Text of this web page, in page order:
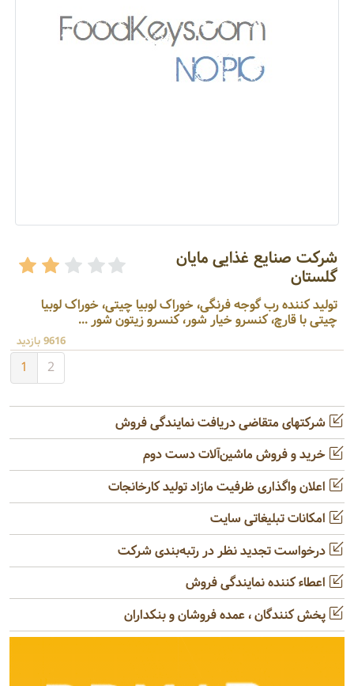
شرکت صنایع غذایی مایان
گلستان
تولید کننده رب گوجه فرنگی، خوراک لوبیا چیتی، خوراک لوبیا
چیتی با قارچ، کنسرو خیار شور، کنسرو زیتون شور ...
9616 بازدید
1 2
شرکتهای متقاضی دریافت نمایندگی فروش
خرید و فروش ماشین‌آلات دست دوم
اعلان واگذاری ظرفیت مازاد تولید کارخانجات
امکانات تبلیغاتی سایت
درخواست تجدید نظر در رتبه‌بندی شرکت
اعطاء کننده نمایندگی فروش
پخش کنندگان ، عمده فروشان و بنکداران